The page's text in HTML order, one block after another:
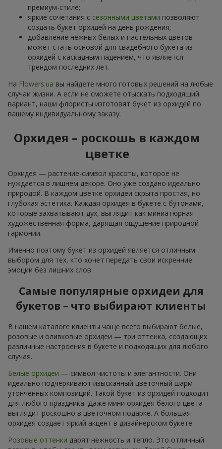
премиум-стиле;
яркие сочетания с сезонными цветами позволяют
создать букет орхидей на день рождения;
добавление нежных белых и пастельных цветов
может стать основой для свадебного букета из
орхидей с каскадным падением, что является
трендом последних лет.
На Flowers.ua вы найдете много готовых решений на любые
случаи жизни. А если не сможете отыскать подходящий
вариант, наши флористы изготовят букет из орхидей по
вашему индивидуальному заказу.
Орхидея – роскошь в каждом
цветке
Орхидея — растение-символ красоты, которое не
нуждается в лишнем декоре. Оно уже создано идеально
природой. В каждом цветке орхидеи скрыта простая, но
глубокая эстетика. Каждая орхидея в букете с бутонами,
которые захватывают дух, выглядит как миниатюрная
художественная форма, дарящая ощущение природной
гармонии.
Именно поэтому букет из орхидей является отличным
выбором для тех, кто хочет передать свои искренние
эмоции без лишних слов.
Самые популярные орхидеи для
букетов – что выбирают клиенты
В нашем каталоге клиенты чаще всего выбирают белые,
розовые и оливковые орхидеи — три оттенка, создающих
различные настроения в букете и подходящих для любого
случая.
Белые орхидеи — символ чистоты и элегантности. Они
идеально подчеркивают изысканный цветочный шарм
утончённых композиций. Такой букет из орхидей подходит
для любого праздника. Даже мини орхидея белого цвета
выглядит роскошно в цветочном подарке. А большая
орхидея создаёт яркий акцент в дизайнерском букете.
Розовые оттенки дарят нежность и тепло. Это отличный